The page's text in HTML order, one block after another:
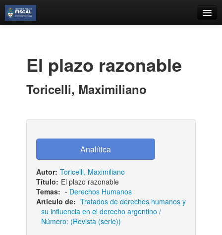
Estantes Virtuales
Contacto
Iniciar sesión
El plazo razonable
Toricelli, Maximiliano
Autor: Toricelli, Maximiliano
Título: El plazo razonable
Temas: - Derechos Humanos
Articulo de: Tratados de derechos humanos y
su influencia en el derecho argentino /
Número: (Revista (serie))